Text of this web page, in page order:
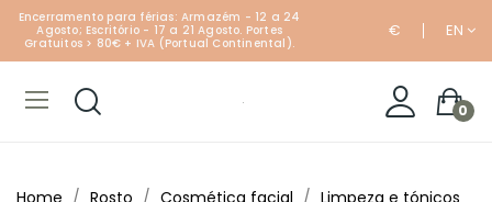
Encerramento para férias: Armazém - 12 a 24
Agosto; Escritório - 17 a 21 Agosto. Portes
Gratuitos > 80€ + IVA (Portual Continental).
€ EN
0
Home Rosto Cosmética facial
Limpeza e tónicos